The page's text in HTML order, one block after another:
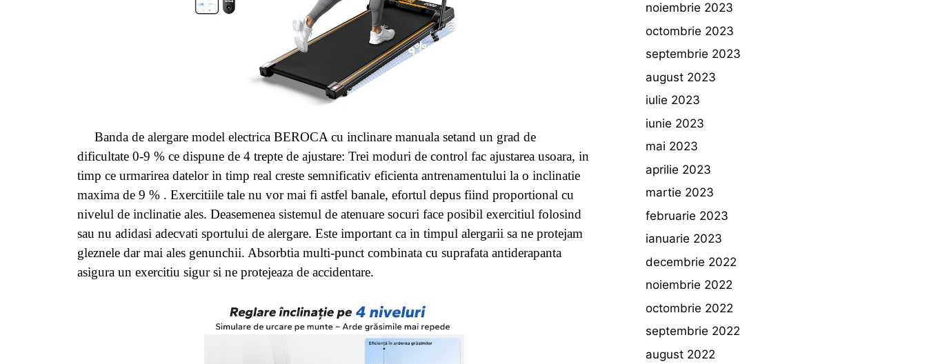
Banda de alergare model electrica BEROCA cu inclinare manuala setand un grad de
dificultate 0-9 % ce dispune de 4 trepte de ajustare: Trei moduri de control fac ajustarea usoara, in
timp ce urmarirea datelor in timp real creste semnificativ eficienta antrenamentului la o inclinatie
maxima de 9 % . Exercitiile tale nu vor mai fi astfel banale, efortul depus fiind proportional cu
nivelul de inclinatie ales. Deasemenea sistemul de atenuare socuri face posibil exercitiul folosind
sau nu adidasi adecvati sportului de alergare. Este important ca in timpul alergarii sa ne protejam
gleznele dar mai ales genunchii. Absorbtia multi-punct combinata cu suprafata antiderapanta
asigura un exercitiu sigur si ne protejeaza de accidentare.
noiembrie 2023
octombrie 2023
septembrie 2023
august 2023
iulie 2023
iunie 2023
mai 2023
aprilie 2023
martie 2023
februarie 2023
ianuarie 2023
decembrie 2022
noiembrie 2022
octombrie 2022
septembrie 2022
august 2022